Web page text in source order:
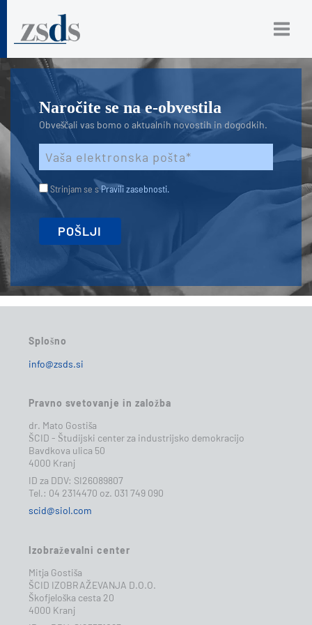
Naročite se na e-obvestila
Obveščali vas bomo o aktualnih novostih in dogodkih.
Strinjam se sPravili zasebnosti.
Splošno
info@zsds.si
Pravno svetovanje in založba
dr. Mato Gostiša
ŠCID - Študijski center za industrijsko demokracijo
Bavdkova ulica 50
4000 Kranj
ID za DDV: SI26089807
Tel.: 04 2314470 oz. 031 749 090
scid@siol.com
Izobraževalni center
Mitja Gostiša
ŠCID IZOBRAŽEVANJA D.O.O.
Škofjeloška cesta 20
4000 Kranj